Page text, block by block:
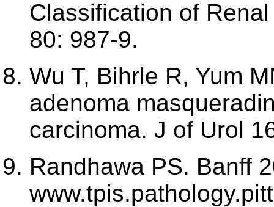
Classification of
80: 987-9.
Wu T, Bihrle R, Yum
adenoma
carcinoma. J of Urol
Randhawa PS. Banff